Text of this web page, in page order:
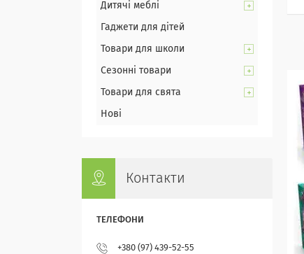
Дитячі меблі
Гаджети для дітей
Товари для школи
Сезонні товари
Товари для свята
Нові
Контакти
+380 (97) 439-52-55